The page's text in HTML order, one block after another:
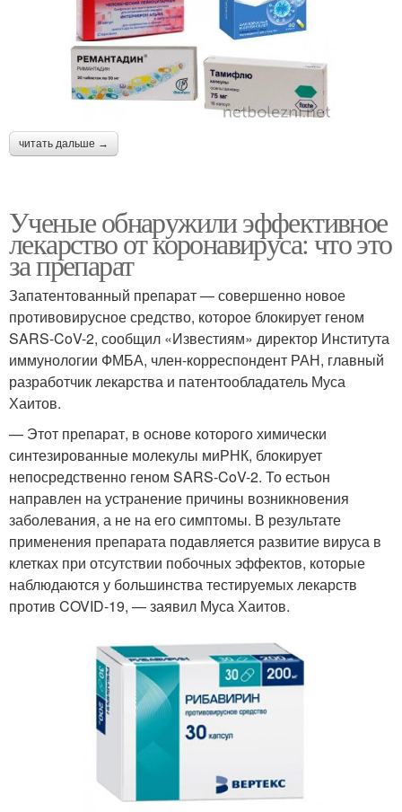
читать дальше →
Ученые обнаружили эффективное
лекарство от коронавируса: что это
за препарат
Запатентованный препарат — совершенно новое
противовирусное средство, которое блокирует геном
SARS-CoV-2, сообщил «Известиям» директор Института
иммунологии ФМБА, член-корреспондент РАН, главный
разработчик лекарства и патентообладатель Муса
Хаитов.
— Этот препарат, в основе которого химически
синтезированные молекулы миРНК, блокирует
непосредственно геном SARS-CoV-2. То естьон
направлен на устранение причины возникновения
заболевания, а не на его симптомы. В результате
применения препарата подавляется развитие вируса в
клетках при отсутствии побочных эффектов, которые
наблюдаются у большинства тестируемых лекарств
против COVID-19, — заявил Муса Хаитов.